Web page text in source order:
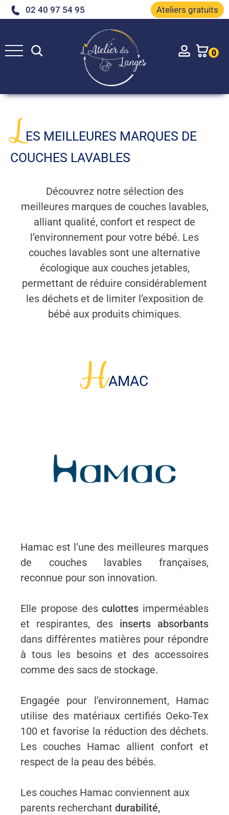
02 40 97 54 95 Ateliers gratuits
Rechercher Account
0
LES MEILLEURES MARQUES DE
COUCHES LAVABLES
Découvrez notre sélection des
meilleures marques de couches lavables,
alliant qualité, confort et respect de
l’environnement pour votre bébé. Les
couches lavables sont une alternative
écologique aux couches jetables,
permettant de réduire considérablement
les déchets et de limiter l’exposition de
bébé aux produits chimiques.
HAMAC
Hamac est l’une des meilleures marques
de couches lavables françaises,
reconnue pour son innovation.
Elle propose desculottes imperméables
et respirantes, des inserts absorbants
dans différentes matières pour répondre
à tous les besoins et des accessoires
comme des sacs de stockage.
Engagée pour l’environnement, Hamac
utilise des matériaux certifiés Oeko-Tex
100 et favorise la réduction des déchets.
Les couches Hamac allient confort et
respect de la peau des bébés.
Les couches Hamac conviennent aux
parents recherchantdurabilité,